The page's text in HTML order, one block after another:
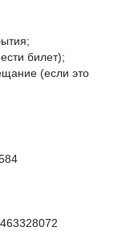
билет);
(если это